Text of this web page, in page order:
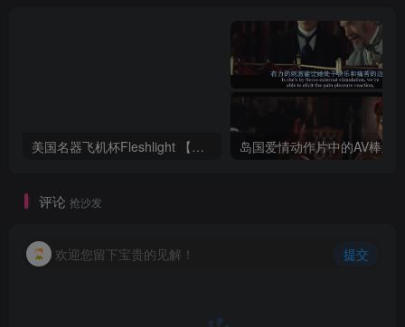
美国名器飞机杯Fleshlight 【Quickshot-Vantage 双头飞机杯】完全评测
评论 抢沙发
欢迎您留下宝贵的见解！ 提交